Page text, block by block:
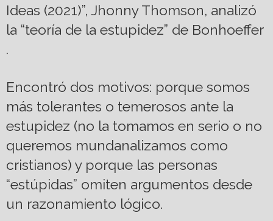
Ideas (2021)”, Jhonny Thomson, analizó
la “teoría de la estupidez” de Bonhoeffer
.
Encontró dos motivos: porque somos
más tolerantes o temerosos ante la
estupidez (no la tomamos en serio o no
queremos mundanalizamos como
cristianos) y porque las personas
“estúpidas” omiten argumentos desde
un razonamiento lógico.